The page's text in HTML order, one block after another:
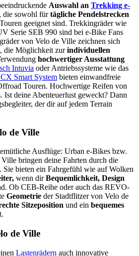
Auswahl an Trekking e-
, die sowohl fürtägliche Pendelstrecken
geeignet sind. Trekkingräder wie
Serie SEB 990 sind bei e-Bike Fans
von Velo de Ville zeichnen sich
, die Möglichkeit zurindividuellen
hochwertiger Ausstattung
Intuvia oder Antriebssysteme wie das
Smart System bieten einwandfreie
Touren. Hochwertige Reifen von
Ist deine Abenteuerlust geweckt? Dann
der dir auf jedem Terrain
de Ville
Ausflüge: Urban e-Bikes bzw.
bringen deine Fahrten durch die
Sie bieten ein Fahrgefühl wie auf Wolken
wenn dirBequemlichkeit, Design
Ob CEB-Reihe oder auch das REVO-
Geometrie der Stadtflitzer von Velo de
Sitzeposition und ein bequemes
de Ville
Lastenrädern auch innovative